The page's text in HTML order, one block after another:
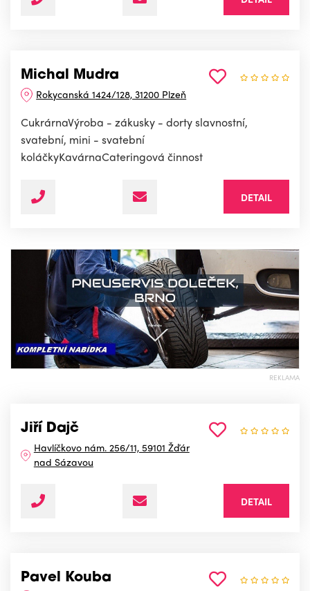
Michal Mudra
Rokycanská 1424/128, 31200 Plzeň
CukrárnaVýroba - zákusky - dorty slavnostní,
svatební, mini - svatební
koláčkyKavárnaCateringová činnost
DETAIL
REKLAMA
Jiří Dajč
Havlíčkovo nám. 256/11, 59101 Žďár
nad Sázavou
DETAIL
Pavel Kouba